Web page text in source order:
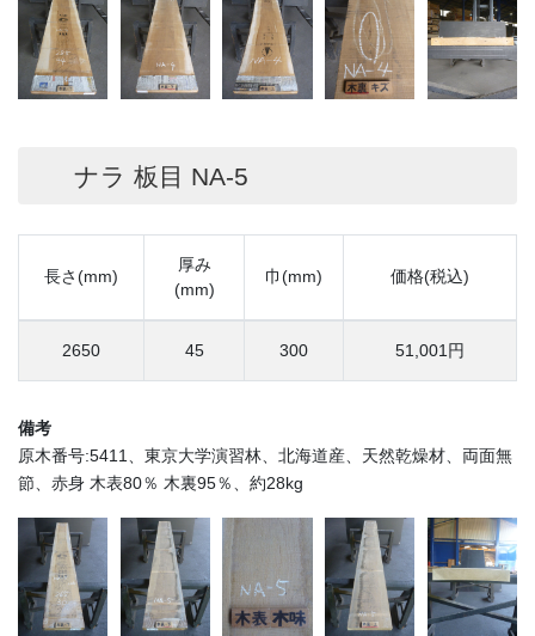
ナラ 板目 NA-5
長さ(mm)
厚み
(mm)
巾(mm) 価格(税込)
2650 45 300 51,001円
備考
原木番号:5411、東京大学演習林、北海道産、天然乾燥材、両面無
節、赤身 木表80％ 木裏95％、約28kg